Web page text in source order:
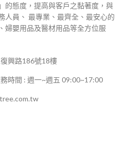
的態度，提高與客戶之黏著度，與
人員、 最專業、最齊全、最安心的
婦嬰用品及醫材用品等全方位服
興路186號18樓
時間 : 週一~週五 09:00~17:00